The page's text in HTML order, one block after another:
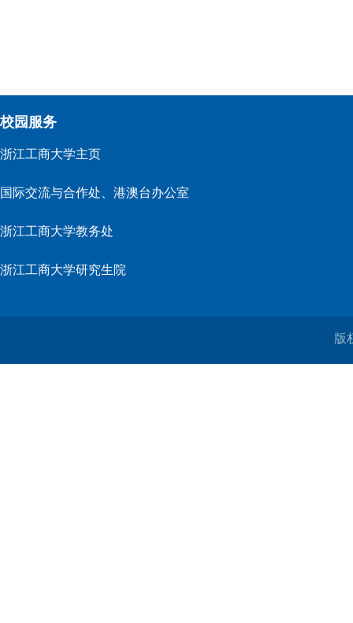
校园服务
浙江工商大学主页
国际交流与合作处、港澳台办公室
浙江工商大学教务处
浙江工商大学研究生院
版